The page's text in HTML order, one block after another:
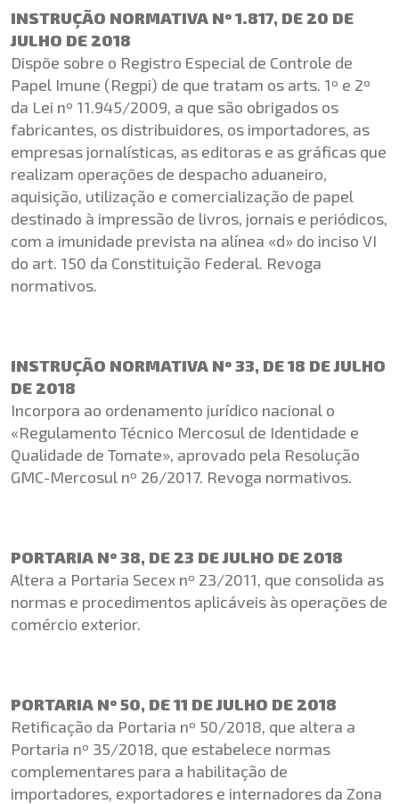
INSTRUÇÃO NORMATIVA Nº 1.817, DE 20 DE
JULHO DE 2018
Dispõe sobre o Registro Especial de Controle de
Papel Imune (Regpi) de que tratam os arts. 1º e 2º
da Lei nº 11.945/2009, a que são obrigados os
fabricantes, os distribuidores, os importadores, as
empresas jornalísticas, as editoras e as gráficas que
realizam operações de despacho aduaneiro,
aquisição, utilização e comercialização de papel
destinado à impressão de livros, jornais e periódicos,
com a imunidade prevista na alínea «d» do inciso VI
do art. 150 da Constituição Federal. Revoga
normativos.
INSTRUÇÃO NORMATIVA Nº 33, DE 18 DE JULHO
DE 2018
Incorpora ao ordenamento jurídico nacional o
«Regulamento Técnico Mercosul de Identidade e
Qualidade de Tomate», aprovado pela Resolução
GMC-Mercosul nº 26/2017. Revoga normativos.
PORTARIA Nº 38, DE 23 DE JULHO DE 2018
Altera a Portaria Secex nº 23/2011, que consolida as
normas e procedimentos aplicáveis às operações de
comércio exterior.
PORTARIA Nº 50, DE 11 DE JULHO DE 2018
Retificação da Portaria nº 50/2018, que altera a
Portaria nº 35/2018, que estabelece normas
complementares para a habilitação de
importadores, exportadores e internadores da Zona